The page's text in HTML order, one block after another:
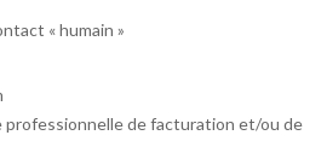
« humain »
professionnelle de facturation et/ou de